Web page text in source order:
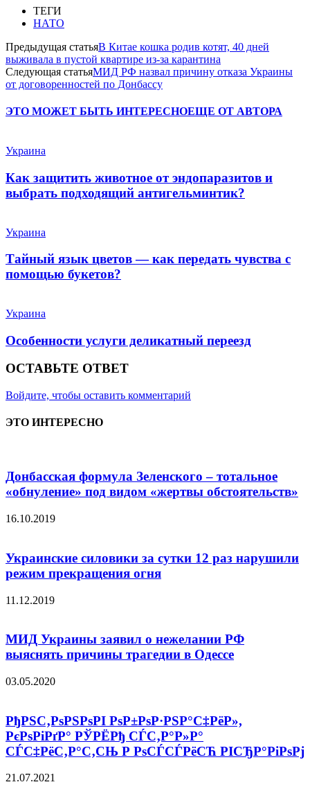
ТЕГИ
НАТО
Предыдущая статьяВ Китае кошка родив котят, 40 дней
выживала в пустой квартире из-за карантина
Следующая статьяМИД РФ назвал причину отказа Украины
от договоренностей по Донбассу
ЭТО МОЖЕТ БЫТЬ ИНТЕРЕСНОЕЩЕ ОТ АВТОРА
Украина
Как защитить животное от эндопаразитов и
выбрать подходящий антигельминтик?
Украина
Тайный язык цветов — как передать чувства с
помощью букетов?
Украина
Особенности услуги деликатный переезд
ОСТАВЬТЕ ОТВЕТ
Войдите, чтобы оставить комментарий
ЭТО ИНТЕРЕСНО
Донбасская формула Зеленского – тотальное
«обнуление» под видом «жертвы обстоятельств»
16.10.2019
Украинские силовики за сутки 12 раз нарушили
режим прекращения огня
11.12.2019
МИД Украины заявил о нежелании РФ
выяснять причины трагедии в Одессе
03.05.2020
РђРЅС‚РѕРЅРѕРІ РѕР±РѕР·РЅР°С‡РёР»,
РєРѕРіРґР° РЎРЁРђ СЃС‚Р°Р»Р°
СЃС‡РёС‚Р°С‚СЊ Р РѕСЃСЃРёСЋ РІСЂР°РіРѕРј
21.07.2021